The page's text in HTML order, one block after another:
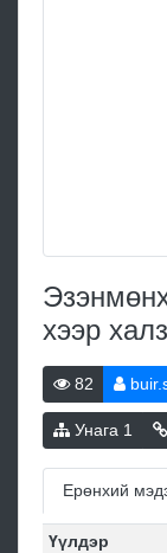
хээр
82
Унага 1
Ерөнхий
Үүлдэр